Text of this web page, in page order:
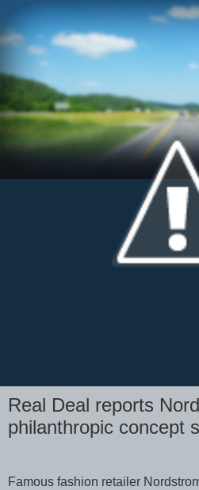
Real Deal reports
philanthropic concept
Famous fashion retailer